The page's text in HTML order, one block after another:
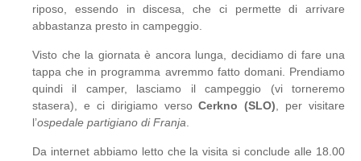
riposo, essendo in discesa, che ci permette di arrivare
abbastanza presto in campeggio.
Visto che la giornata è ancora lunga, decidiamo di fare una
tappa che in programma avremmo fatto domani. Prendiamo
quindi il camper, lasciamo il campeggio (vi torneremo
stasera), e ci dirigiamo versoCerkno (SLO) , per visitare
l’ospedale partigiano di Franja
Da internet abbiamo letto che la visita si conclude alle 18.00